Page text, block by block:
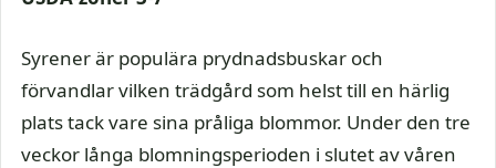
Syrener är populära prydnadsbuskar och
förvandlar vilken trädgård som helst till en härlig
plats tack vare sina pråliga blommor. Under den tre
veckor långa blomningsperioden i slutet av våren